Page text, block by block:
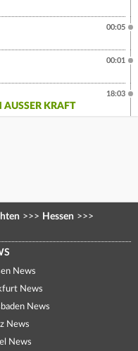
00:05
00:01
KRAFT
18:03
>>> Hessen >>>
News
News
News
News
News